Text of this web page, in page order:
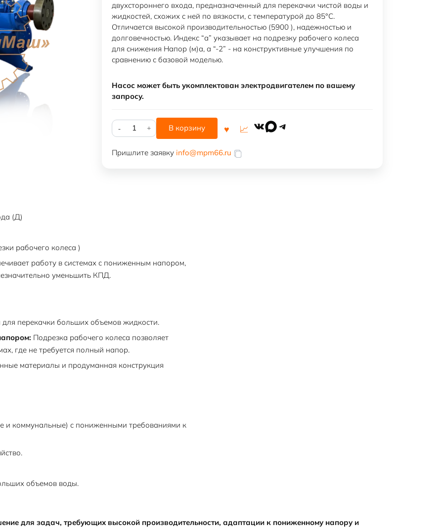
двухстороннего входа, предназначенный для перекачки чистой воды и
жидкостей, схожих с ней по вязкости, с температурой до 85°C.
Отличается высокой производительностью (5900 ), надежностью и
долговечностью. Индекс “а” указывает на подрезку рабочего колеса
для снижения Напор (м)а, а “-2” - на конструктивные улучшения по
сравнению с базовой моделью.
Насос может быть укомплектован электродвигателем по вашему
запросу.
Количество
товара
Д
В корзину VKMAXTelegram
Пришлите заявку info@mpm66.ru
(Д)
рабочего колеса )
работу в системах с пониженным напором,
уменьшить КПД.
перекачки больших объемов жидкости.
Подрезка рабочего колеса позволяет
где не требуется полный напор.
материалы и продуманная конструкция
коммунальные) с пониженными требованиями к
объемов воды.
для задач, требующих высокой производительности, адаптации к пониженному напору и